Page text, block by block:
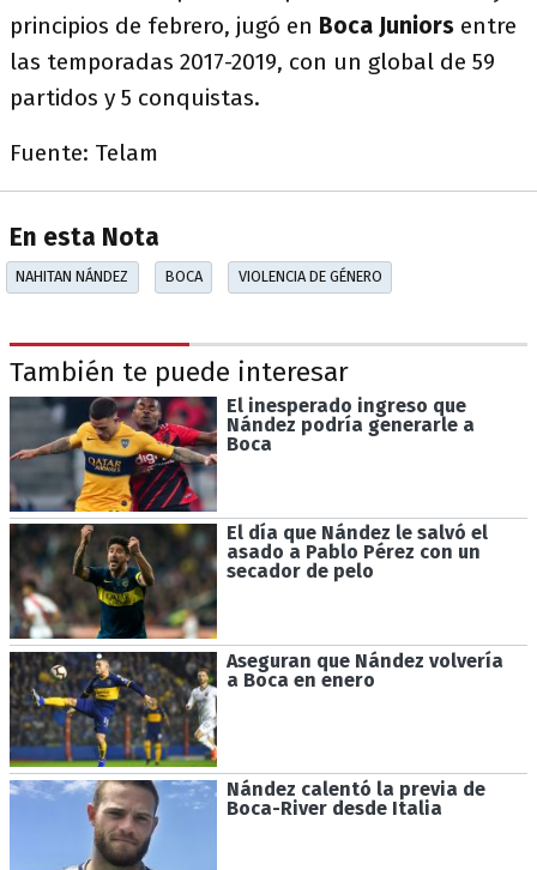
principios de febrero, jugó en Boca Juniors entre
las temporadas 2017-2019, con un global de 59
partidos y 5 conquistas.
Fuente: Telam
En esta Nota
NAHITAN NÁNDEZ BOCA VIOLENCIA DE GÉNERO
También te puede interesar
El inesperado ingreso que
Nández podría generarle a
Boca
El día que Nández le salvó el
asado a Pablo Pérez con un
secador de pelo
Aseguran que Nández volvería
a Boca en enero
Nández calentó la previa de
Boca-River desde Italia